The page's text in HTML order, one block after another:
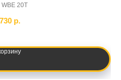
WBE 20T
р.